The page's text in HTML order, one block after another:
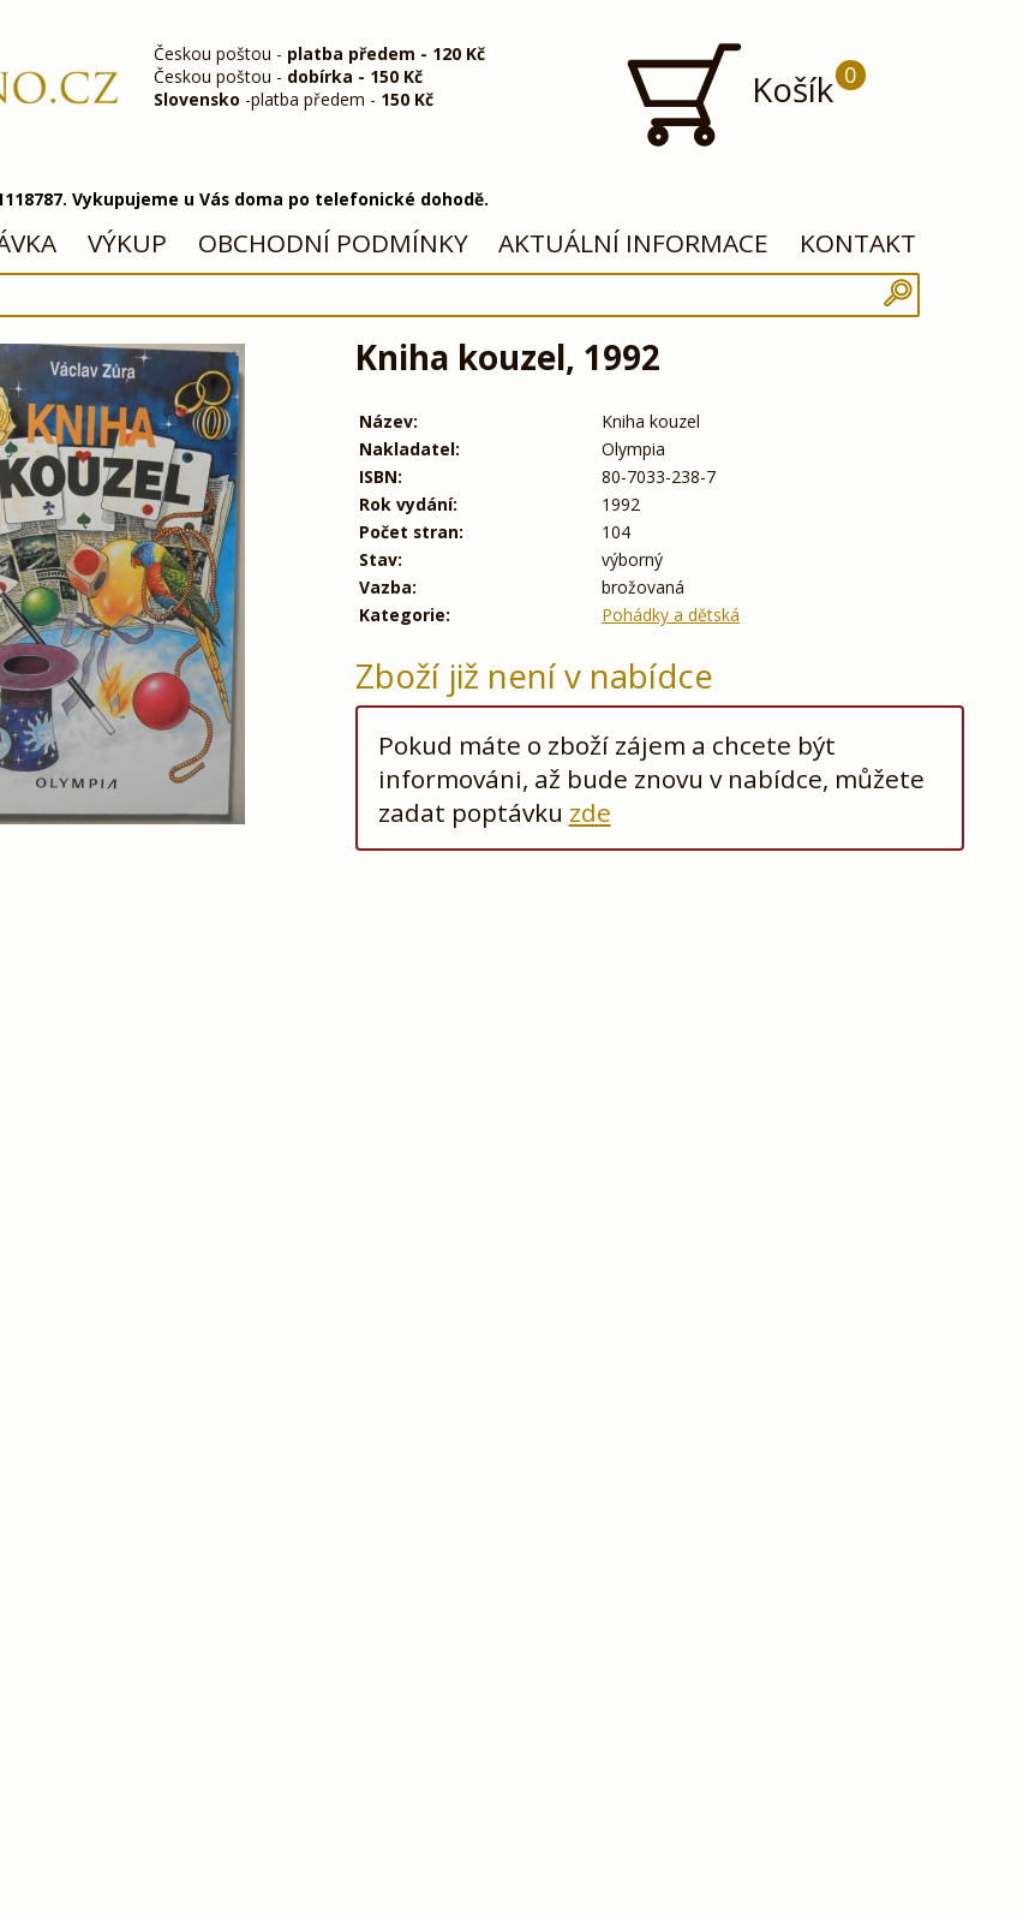
Českou poštou - platba předem - 120 Kč
Českou poštou - dobírka - 150 Kč
Slovensko -platba předem - 150 Kč Košík 0
Vykupujeme u Vás doma po telefonické dohodě.
VÝKUP OBCHODNÍ PODMÍNKY AKTUÁLNÍ INFORMACE KONTAKT
Kniha kouzel, 1992
Název:
Kniha kouzel
Nakladatel:
Olympia
ISBN:
80-7033-238-7
Rok vydání:
1992
Počet stran:
104
Stav:
výborný
Vazba:
brožovaná
Kategorie:
Pohádky a dětská
Zboží již není v nabídce
Pokud máte o zboží zájem a chcete být
informováni, až bude znovu v nabídce, můžete
zadat poptávku zde